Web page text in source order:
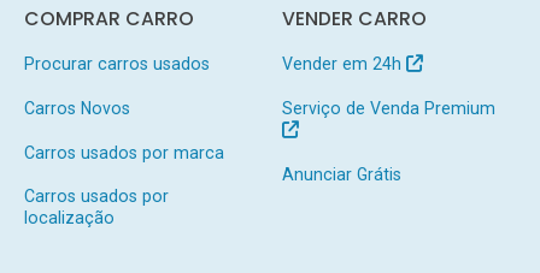
COMPRAR CARRO
Procurar carros usados
Carros Novos
Carros usados por marca
Carros usados por
localização
VENDER CARRO
Vender em 24h
Serviço de Venda Premium
Anunciar Grátis